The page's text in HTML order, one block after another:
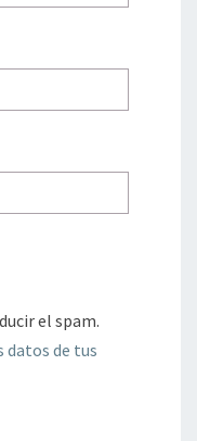
el spam.
datos de tus